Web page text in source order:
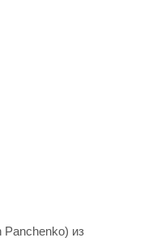
Panchenko) из